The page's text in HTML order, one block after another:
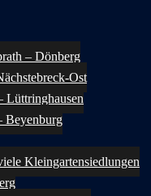
– Dönberg
Ost
Lüttringhausen
Beyenburg
Kleingartensiedlungen